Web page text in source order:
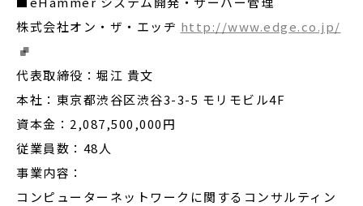
株式会社オン・ザ・エッヂ http://www.edge.co.jp/
代表取締役：堀江 貴文
本社：東京都渋谷区渋谷3-3-5 モリモビル4F
資本金：2,087,500,000円
従業員数：48人
事業内容：
コンピューターネットワークに関するコンサルティン